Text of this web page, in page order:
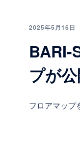
2025年5月16日
BARI-
プが
フロアマッ